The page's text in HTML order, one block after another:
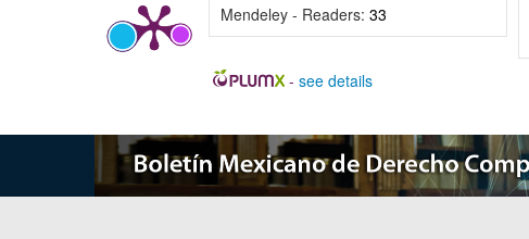
Mendeley - Readers: 33
- see details